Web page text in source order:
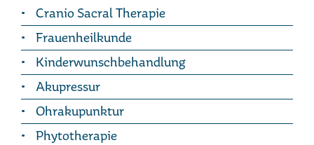
Cranio Sacral Therapie
Frauenheilkunde
Kinderwunschbehandlung
Akupressur
Ohrakupunktur
Phytotherapie